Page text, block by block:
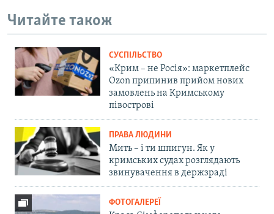
Читайте також
СУСПІЛЬСТВО
«Крим – не Росія»: маркетплейс
Ozon припинив прийом нових
замовлень на Кримському
півострові
ПРАВА ЛЮДИНИ
Мить – і ти шпигун. Як у
кримських судах розглядають
звинувачення в держзраді
ФОТОГАЛЕРЕЇ